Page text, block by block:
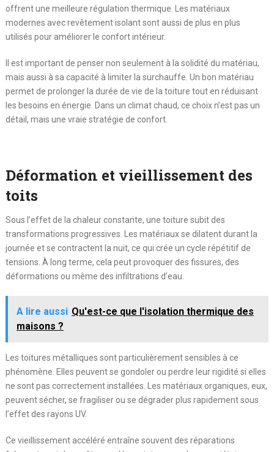
offrent une meilleure régulation thermique. Les matériaux
modernes avec revêtement isolant sont aussi de plus en plus
utilisés pour améliorer le confort intérieur.
Il est important de penser non seulement à la solidité du matériau,
mais aussi à sa capacité à limiter la surchauffe. Un bon matériau
permet de prolonger la durée de vie de la toiture tout en réduisant
les besoins en énergie. Dans un climat chaud, ce choix n’est pas un
détail, mais une vraie stratégie de confort.
Déformation et vieillissement des
toits
Sous l’effet de la chaleur constante, une toiture subit des
transformations progressives. Les matériaux se dilatent durant la
journée et se contractent la nuit, ce qui crée un cycle répétitif de
tensions. À long terme, cela peut provoquer des fissures, des
déformations ou même des infiltrations d’eau.
A lire aussi Qu'est-ce que l'isolation thermique des
maisons ?
Les toitures métalliques sont particulièrement sensibles à ce
phénomène. Elles peuvent se gondoler ou perdre leur rigidité si elles
ne sont pas correctement installées. Les matériaux organiques, eux,
peuvent sécher, se fragiliser ou se dégrader plus rapidement sous
l’effet des rayons UV.
Ce vieillissement accéléré entraîne souvent des réparations